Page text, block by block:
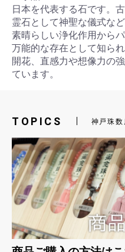
日本を代表する石です。
霊石として神聖な儀式な
素晴らしい浄化作用から
万能的な存在として知ら
開花、直感力や想像力の
ています。
TOPICS 神戸珠数